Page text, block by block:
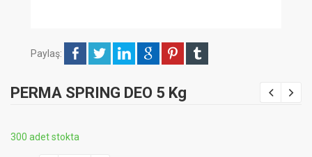
Paylaş:
PERMA SPRING DEO 5 Kg
300 adet stokta